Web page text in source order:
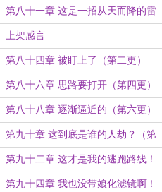
的？
第八十一章 这是一招从天而降的雷
上架感言
第八十四章 被盯上了（第二更）
第八十六章 思路要打开（第四更）
第八十八章 逐渐逼近的（第六更）
第九十章 这到底是谁的人劫？（第
八更）
第九十二章 这才是我的逃跑路线！
（第十更）
第九十四章 我也没带娘化滤镜啊！